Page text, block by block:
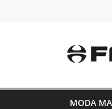
MODA